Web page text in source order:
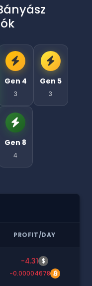
Gen 4
3
Gen 5
3
Gen 8
4
PROFIT/DAY
-4.31 $
-0.00004678